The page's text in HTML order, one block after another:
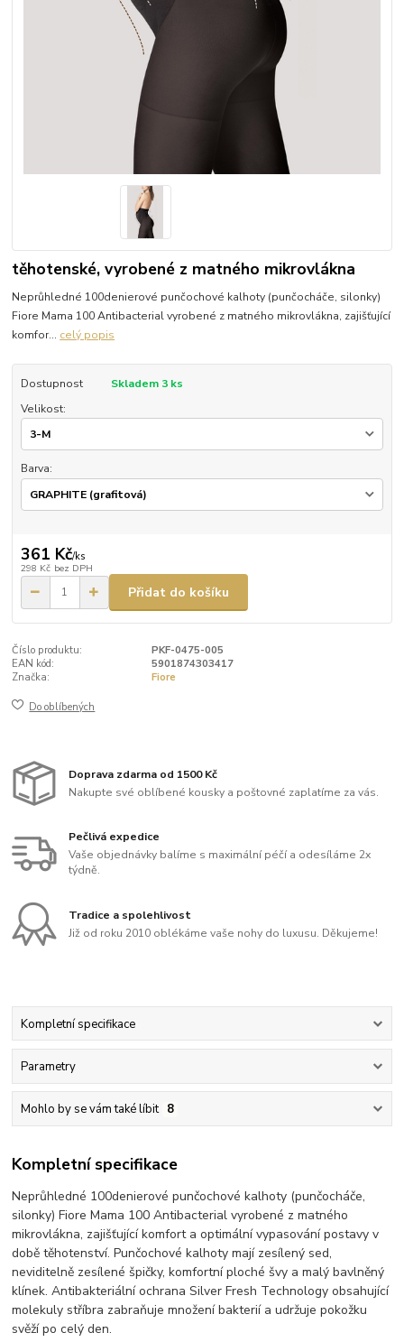
těhotenské, vyrobené z matného mikrovlákna
Neprůhledné 100denierové punčochové kalhoty (punčocháče, silonky)
Fiore Mama 100 Antibacterial vyrobené z matného mikrovlákna, zajišťující
komfor... celý popis
Dostupnost
Skladem 3 ks
Velikost:
Barva:
361 Kč/ks
298 Kč bez DPH
Přidat do košíku
Číslo produktu:
PKF-0475-005
EAN kód:
5901874303417
Značka:
Fiore
Do oblíbených
Doprava zdarma od 1500 Kč
Nakupte své oblíbené kousky a poštovné zaplatíme za vás.
Pečlivá expedice
Vaše objednávky balíme s maximální péčí a odesíláme 2x
týdně.
Tradice a spolehlivost
Již od roku 2010 oblékáme vaše nohy do luxusu. Děkujeme!
Kompletní specifikace
Parametry
Mohlo by se vám také líbit 8
Kompletní specifikace
Neprůhledné 100denierové punčochové kalhoty (punčocháče,
silonky) Fiore Mama 100 Antibacterial vyrobené z matného
mikrovlákna, zajišťující komfort a optimální vypasování postavy v
době těhotenství. Punčochové kalhoty mají zesílený sed,
neviditelně zesílené špičky, komfortní ploché švy a malý bavlněný
klínek. Antibakteriální ochrana Silver Fresh Technology obsahující
molekuly stříbra zabraňuje množení bakterií a udržuje pokožku
svěží po celý den.